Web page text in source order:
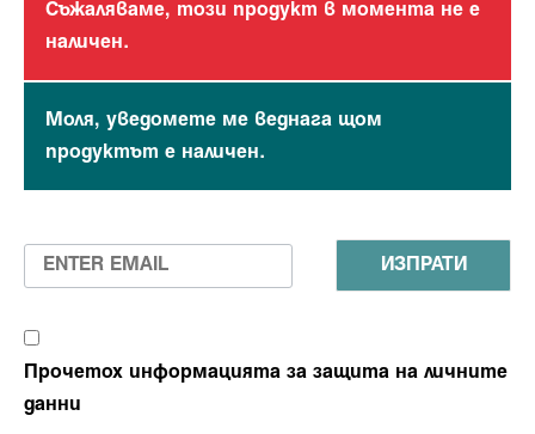
Съжаляваме, този продукт в момента не е
наличен.
Моля, уведомете ме веднага щом
продуктът е наличен.
ИЗПРАТИ
Прочетох информацията за защита на личните
данни